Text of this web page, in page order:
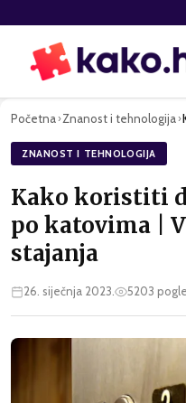
Početna›Znanost i tehnologija›
ZNANOST I TEHNOLOGIJA
Kako koristiti
po katovima |
stajanja
26. siječnja 2023. 5203